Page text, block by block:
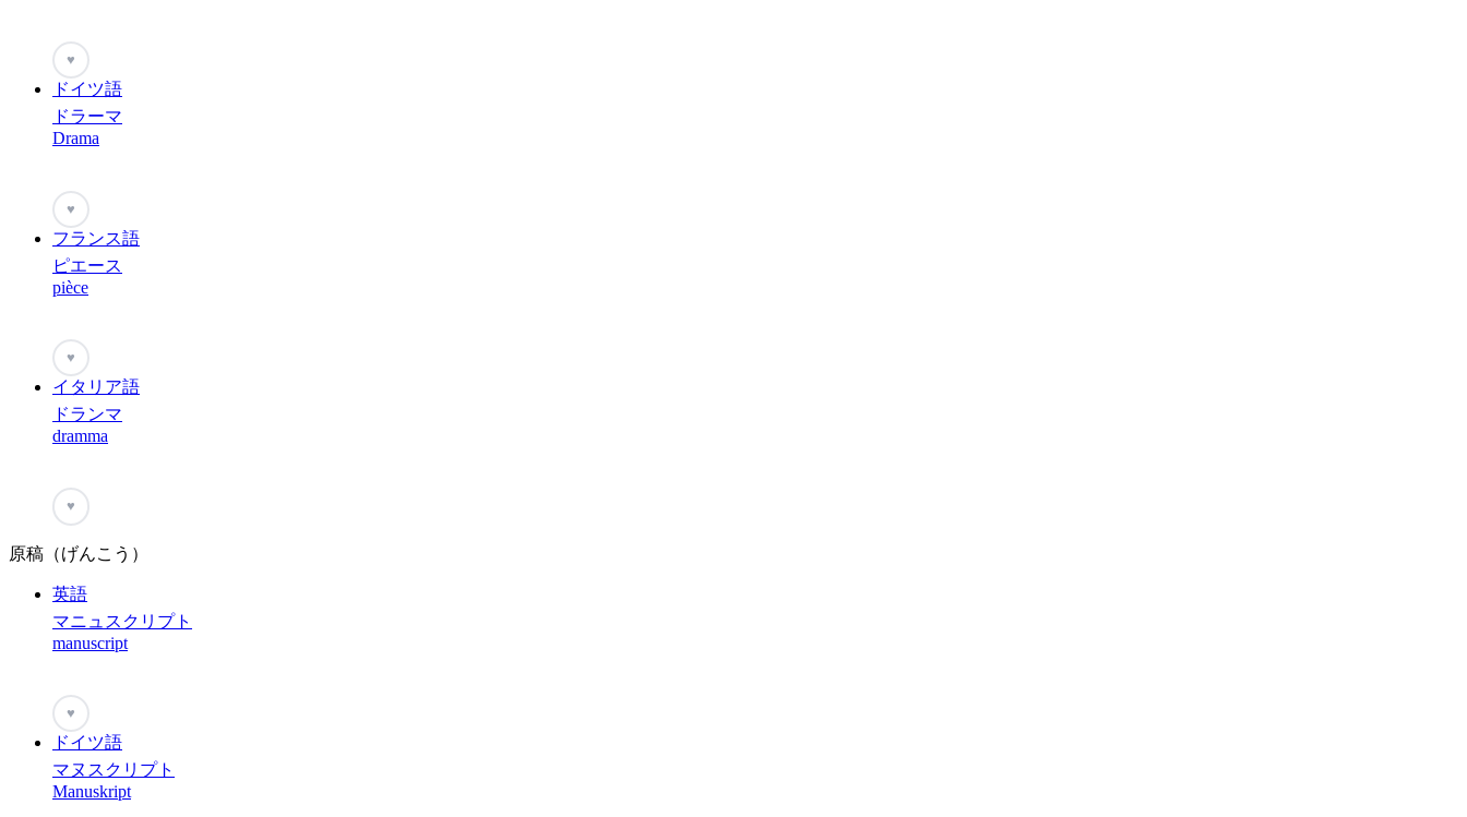
♥
ドイツ語
ドラーマ
Drama
♥
フランス語
ピエース
pièce
♥
イタリア語
ドランマ
dramma
♥
原稿（げんこう）
英語
マニュスクリプト
manuscript
♥
ドイツ語
マヌスクリプト
Manuskript